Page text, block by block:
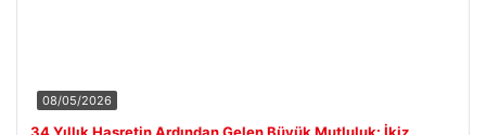
08/05/2026
34 Yıllık Hasretin Ardından Gelen Büyük Mutluluk: İkiz